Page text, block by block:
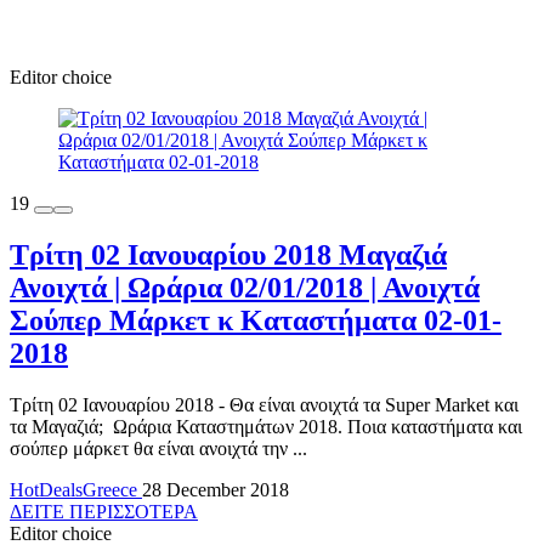
Editor choice
19
Τρίτη 02 Ιανουαρίου 2018 Μαγαζιά
Ανοιχτά | Ωράρια 02/01/2018 | Ανοιχτά
Σούπερ Μάρκετ κ Καταστήματα 02-01-
2018
Τρίτη 02 Ιανουαρίου 2018 - Θα είναι ανοιχτά τα Super Market και
τα Μαγαζιά; Ωράρια Καταστημάτων 2018. Ποια καταστήματα και
σούπερ μάρκετ θα είναι ανοιχτά την ...
HotDealsGreece 28 December 2018
ΔΕΙΤΕ ΠΕΡΙΣΣΟΤΕΡΑ
Editor choice